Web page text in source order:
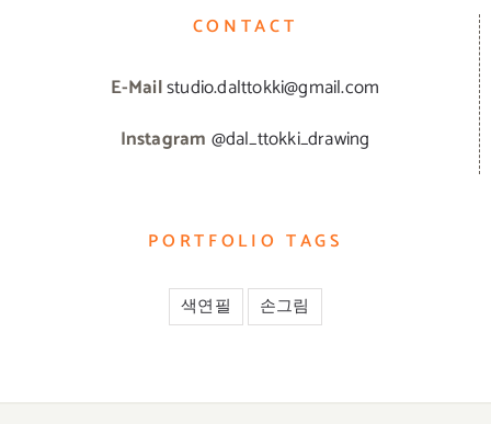
CONTACT
E-Mailstudio.dalttokki@gmail.com
Instagram @dal_ttokki_drawing
PORTFOLIO TAGS
색연필 손그림